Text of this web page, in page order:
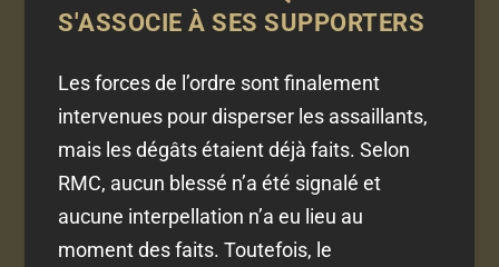
S'ASSOCIE À SES SUPPORTERS
Les forces de l’ordre sont finalement
intervenues pour disperser les assaillants,
mais les dégâts étaient déjà faits. Selon
RMC, aucun blessé n’a été signalé et
aucune interpellation n’a eu lieu au
moment des faits. Toutefois, le